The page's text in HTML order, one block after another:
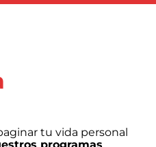
tu vida personal